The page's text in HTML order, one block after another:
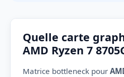
Quelle carte
AMD Ryzen 7
Matrice bottleneck pour